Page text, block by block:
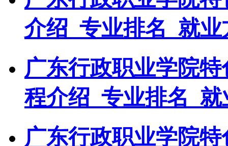
介绍_专业排名_就业
广东行政职业学院
程介绍_专业排名_
广东行政职业学院